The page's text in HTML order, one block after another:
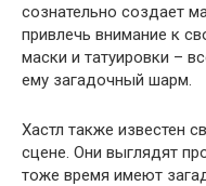
сознательно создает
привлечь внимание к
маски и татуировки –
ему загадочный шарм.
Хастл также известен
сцене. Они выглядят
тоже время имеют